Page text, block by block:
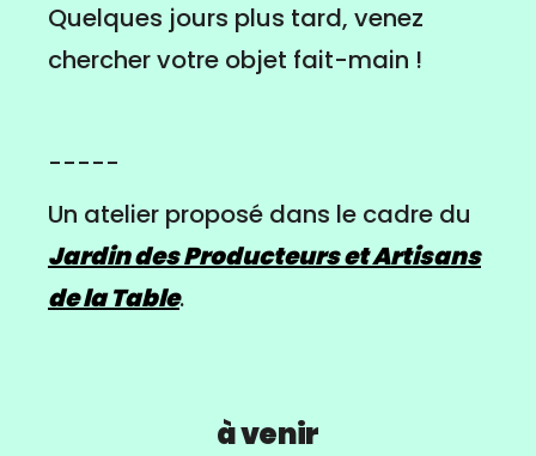
Quelques jours plus tard, venez
chercher votre objet fait-main !
-----
Un atelier proposé dans le cadre du
Jardin des Producteurs et Artisans
de la Table.
à venir